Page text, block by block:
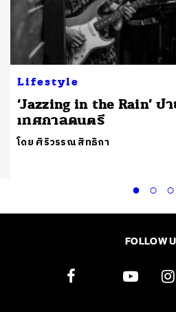
Lifestyle
‘Jazzing in the Rain’
เทศกาลดนตรี
โดย ศิริวรรณ สิทธิกา
FOLLOW